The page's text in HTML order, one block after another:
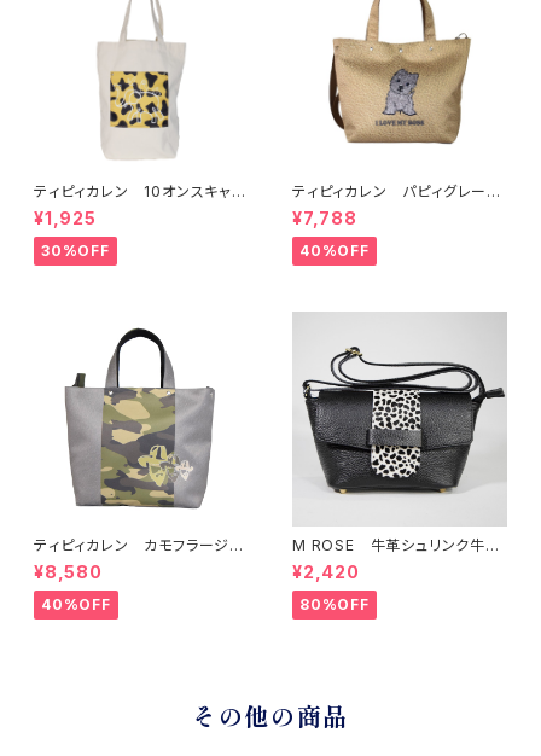
ティピィカレン 10オンスキャン
バス外ポケット縦長マイバッグ
¥1,925
30%OFF
ティピィカレン パピィグレーテ
リア2WAYハンドバッグ
¥7,788
40%OFF
ティピィカレン カモフラージュ
柄スクエア2WAYバッグ
¥8,580
40%OFF
M ROSE 牛革シュリンク牛毛
ダルメシアンプリントフラップシ
ョルダーバッグ ブラック
¥2,420
80%OFF
その他の商品